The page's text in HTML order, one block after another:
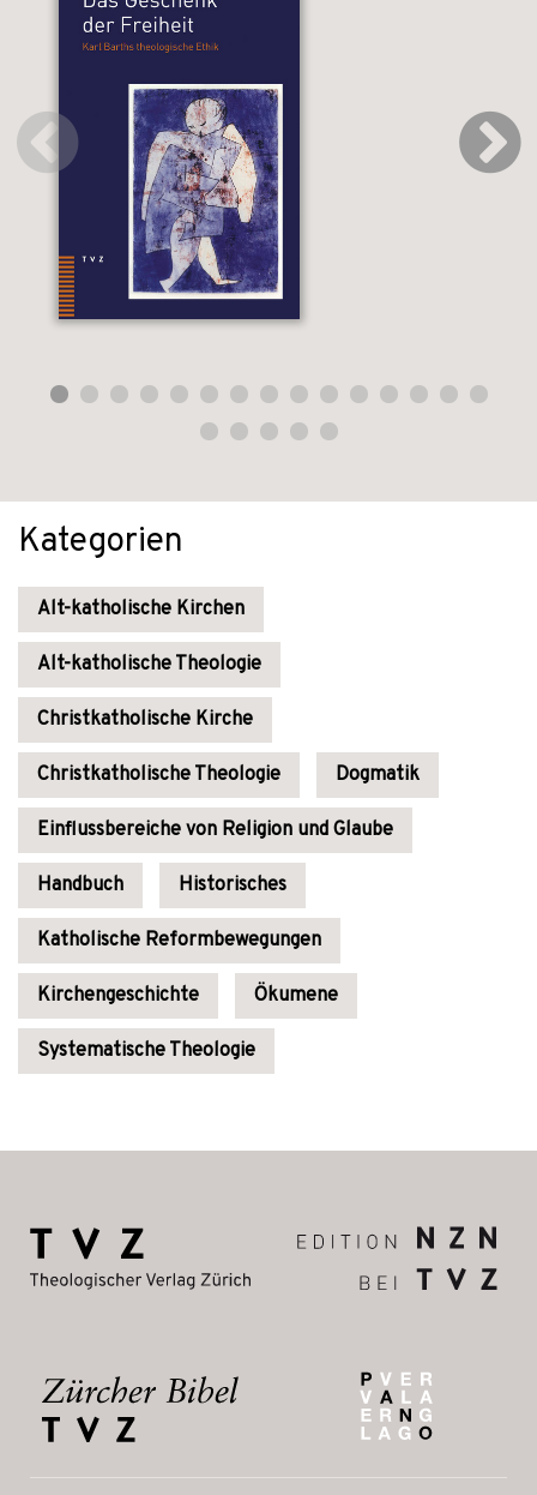
Kategorien
Alt-katholische Kirchen
Alt-katholische Theologie
Christkatholische Kirche
Christkatholische Theologie Dogmatik
Einflussbereiche von Religion und Glaube
Handbuch Historisches
Katholische Reformbewegungen
Kirchengeschichte Ökumene
Systematische Theologie